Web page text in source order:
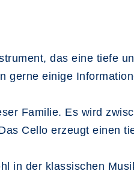
das eine tiefe
gerne einige
Familie. Es wird
Cello erzeugt einen
in der klassischen